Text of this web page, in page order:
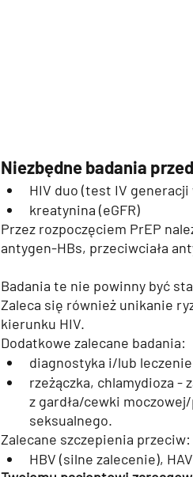
Niezbędne badania
HIV duo (test IV
kreatynina (eGFR)
Przez rozpoczęciem PrEP
antygen-HBs, przeciwciała
Badania te nie powinny być
Zaleca się również unikanie
kierunku HIV.
Dodatkowe zalecane badania:
diagnostyka i/lub leczenie
rzeżączka, chlamydioza -
z gardła/cewki
seksualnego.
Zalecane szczepienia przeciw:
HBV (silne zalecenie),